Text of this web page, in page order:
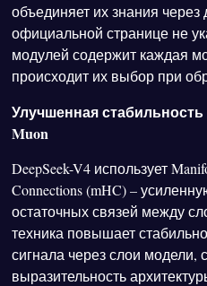
объединяет их знания
официальной странице не
модулей содержит каждая
происходит их выбор при
Улучшенная
Muon
DeepSeek-V4 использует
Connections (mHC) –
остаточных связей между
техника повышает
сигнала через слои модели,
выразительность